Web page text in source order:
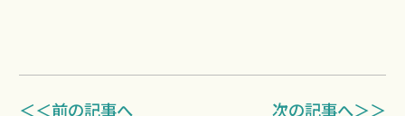
＜＜前の記事へ 次の記事へ＞＞